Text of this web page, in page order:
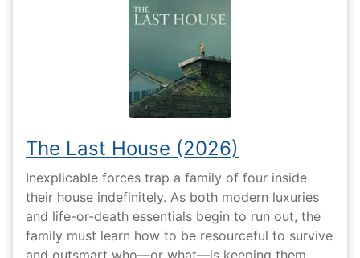
The Last House (2026)
Inexplicable forces trap a family of four inside
their house indefinitely. As both modern luxuries
and life-or-death essentials begin to run out, the
family must learn how to be resourceful to survive